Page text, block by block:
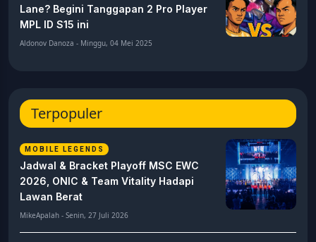
Lane? Begini Tanggapan 2 Pro Player
MPL ID S15 ini
Aldonov Danoza - Minggu, 04 Mei 2025
Terpopuler
MOBILE LEGENDS
Jadwal & Bracket Playoff MSC EWC
2026, ONIC & Team Vitality Hadapi
Lawan Berat
MikeApalah - Senin, 27 Juli 2026